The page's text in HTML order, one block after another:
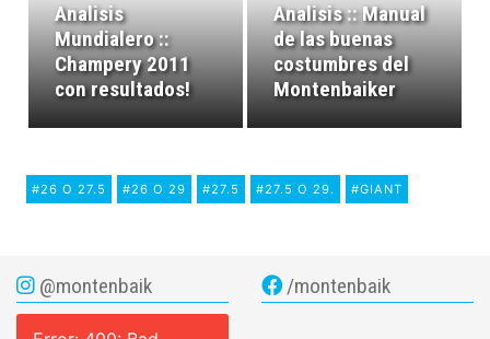
Analisis
Mundialero ::
Champery 2011
con resultados!
Analisis :: Manual
de las buenas
costumbres del
Montenbaiker
#26 O 27.5 #26 O 29 #27.5 #27.5 O 29. #GIANT
@montenbaik /montenbaik